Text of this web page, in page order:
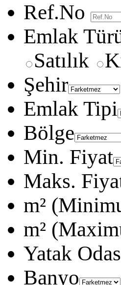
Ref.No
Emlak
Satılık
Şehir
Emlak Tipi
Bölge
Min. Fiyat
Maks.
m²
m²
Yatak
Banyo